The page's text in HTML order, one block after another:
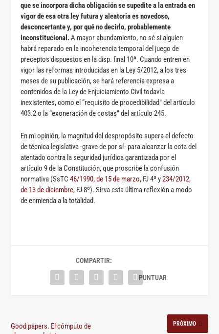
que se incorpora dicha obligación se supedite a la entrada en
vigor de esa otra ley futura y aleatoria es novedoso,
desconcertante y, por qué no decirlo, probablemente
inconstitucional.A mayor abundamiento, no sé si alguien
habrá reparado en la incoherencia temporal del juego de
preceptos dispuestos en la disp. final 10ª. Cuando entren en
vigor las reformas introducidas en la Ley 5/2012, a los tres
meses de su publicación, se hará referencia expresa a
contenidos de la Ley de Enjuiciamiento Civil todavía
inexistentes, como el “requisito de procedibilidad” del artículo
403.2 o la “exoneración de costas” del artículo 245.
En mi opinión, la magnitud del despropósito supera el defecto
de técnica legislativa -grave de por sí- para alcanzar la cota del
atentado contra la seguridad jurídica garantizada por el
artículo 9 de la Constitución, que proscribe la confusión
normativa (SsTC46/1990, de 15 de marzo, FJ 4º y234/2012,
de 13 de diciembre, FJ 8º). Sirva esta última reflexión a modo
de enmienda a la totalidad.
COMPARTIR:
Good papers. El cómputo de
PRÓXIMO